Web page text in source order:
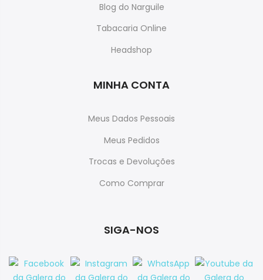
Blog do Narguile
Tabacaria Online
Headshop
MINHA CONTA
Meus Dados Pessoais
Meus Pedidos
Trocas e Devoluções
Como Comprar
SIGA-NOS